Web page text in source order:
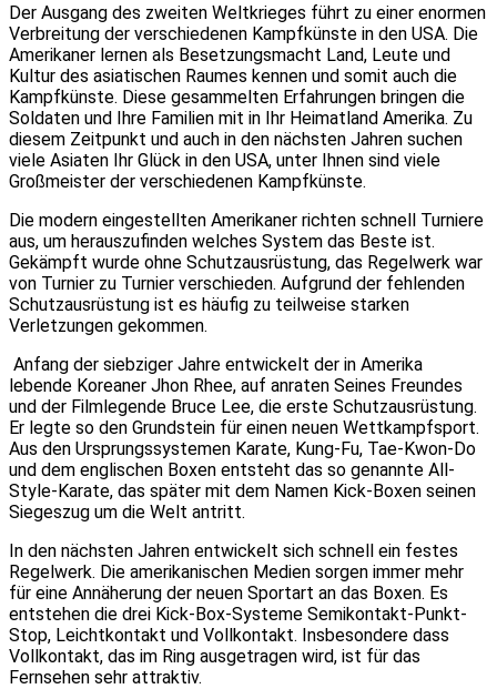
Der Ausgang des zweiten Weltkrieges führt zu einer enormen
Verbreitung der verschiedenen Kampfkünste in den USA. Die
Amerikaner lernen als Besetzungsmacht Land, Leute und
Kultur des asiatischen Raumes kennen und somit auch die
Kampfkünste. Diese gesammelten Erfahrungen bringen die
Soldaten und Ihre Familien mit in Ihr Heimatland Amerika. Zu
diesem Zeitpunkt und auch in den nächsten Jahren suchen
viele Asiaten Ihr Glück in den USA, unter Ihnen sind viele
Großmeister der verschiedenen Kampfkünste.
Die modern eingestellten Amerikaner richten schnell Turniere
aus, um herauszufinden welches System das Beste ist.
Gekämpft wurde ohne Schutzausrüstung, das Regelwerk war
von Turnier zu Turnier verschieden. Aufgrund der fehlenden
Schutzausrüstung ist es häufig zu teilweise starken
Verletzungen gekommen.
Anfang der siebziger Jahre entwickelt der in Amerika
lebende Koreaner Jhon Rhee, auf anraten Seines Freundes
und der Filmlegende Bruce Lee, die erste Schutzausrüstung.
Er legte so den Grundstein für einen neuen Wettkampfsport.
Aus den Ursprungssystemen Karate, Kung-Fu, Tae-Kwon-Do
und dem englischen Boxen entsteht das so genannte All-
Style-Karate, das später mit dem Namen Kick-Boxen seinen
Siegeszug um die Welt antritt.
In den nächsten Jahren entwickelt sich schnell ein festes
Regelwerk. Die amerikanischen Medien sorgen immer mehr
für eine Annäherung der neuen Sportart an das Boxen. Es
entstehen die drei Kick-Box-Systeme Semikontakt-Punkt-
Stop, Leichtkontakt und Vollkontakt. Insbesondere dass
Vollkontakt, das im Ring ausgetragen wird, ist für das
Fernsehen sehr attraktiv.